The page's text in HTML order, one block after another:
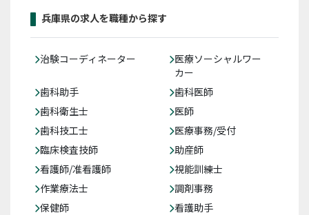
兵庫県の求人を職種から探す
治験コーディネーター
医療ソーシャルワー
カー
歯科助手
歯科医師
歯科衛生士
医師
歯科技工士
医療事務/受付
臨床検査技師
助産師
看護師/准看護師
視能訓練士
作業療法士
調剤事務
保健師
看護助手